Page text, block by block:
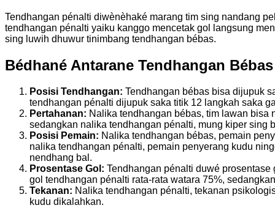
Tendhangan pénalti diwènèhaké marang tim sing nandang
tendhangan pénalti yaiku kanggo mencetak gol langsung
sing luwih dhuwur tinimbang tendhangan bébas.
Bédhané Antarane Tendhangan
Posisi Tendhangan: Tendhangan bébas bisa dijupuk
tendhangan pénalti dijupuk saka titik 12 langkah saka
Pertahanan: Nalika tendhangan bébas, tim lawan
sedangkan nalika tendhangan pénalti, mung kiper sing
Posisi Pemain: Nalika tendhangan bébas, pemain
nalika tendhangan pénalti, pemain penyerang kudu
nendhang bal.
Prosentase Gol: Tendhangan pénalti duwé
gol tendhangan pénalti rata-rata watara 75%,
Tekanan: Nalika tendhangan pénalti, tekanan
kudu dikalahkan.